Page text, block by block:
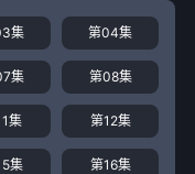
集 第04集
集 第08集
集 第12集
集 第16集